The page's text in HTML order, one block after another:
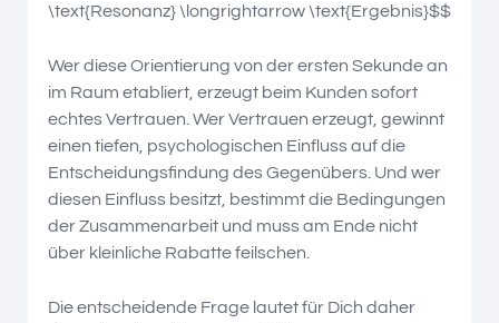
\text{Resonanz} \longrightarrow \text{Ergebnis}$$
Wer diese Orientierung von der ersten Sekunde an
im Raum etabliert, erzeugt beim Kunden sofort
echtes Vertrauen. Wer Vertrauen erzeugt, gewinnt
einen tiefen, psychologischen Einfluss auf die
Entscheidungsfindung des Gegenübers. Und wer
diesen Einfluss besitzt, bestimmt die Bedingungen
der Zusammenarbeit und muss am Ende nicht
über kleinliche Rabatte feilschen.
Die entscheidende Frage lautet für Dich daher